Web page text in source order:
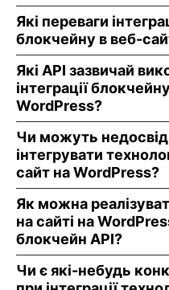
Які переваги
блокчейну в веб-
Які API зазвичай
інтеграції
WordPress?
Чи можуть
інтегрувати
сайт на WordPress?
Як можна
на сайті на
блокчейн API?
Чи є які-небудь